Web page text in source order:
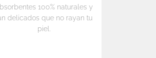
100% naturales y
delicados que no rayan tu
piel.